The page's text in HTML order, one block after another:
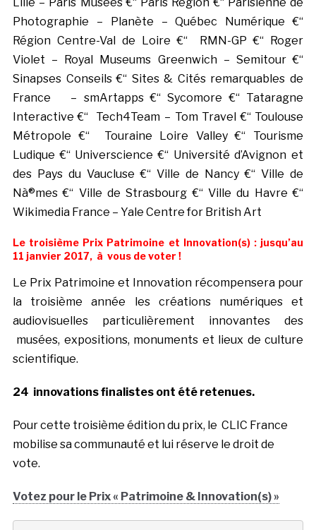
Photographie – Planète – Québec Numérique €“
Région Centre-Val de Loire €“ RMN-GP €“ Roger
Violet – Royal Museums Greenwich – Semitour €“
Sinapses Conseils €“ Sites & Cités remarquables de
France – smArtapps €“ Sycomore €“ Tataragne
Interactive €“ Tech4Team – Tom Travel €“ Toulouse
Métropole €“ Touraine Loire Valley €“ Tourisme
Ludique €“ Universcience €“ Université d’Avignon et
des Pays du Vaucluse €“ Ville de Nancy €“ Ville de
Nà®mes €“ Ville de Strasbourg €“ Ville du Havre €“
Wikimedia France – Yale Centre for British Art
Le troisième Prix Patrimoine et Innovation(s) : jusqu’au
11 janvier 2017, à vous de voter !
Le Prix Patrimoine et Innovation récompensera pour
la troisième année les créations numériques et
audiovisuelles particulièrement innovantes des
musées, expositions, monuments et lieux de culture
scientifique.
24 innovations finalistes ont été retenues.
Pour cette troisième édition du prix, le CLIC France
mobilise sa communauté et lui réserve le droit de
vote.
Votez pour le Prix « Patrimoine & Innovation(s) »